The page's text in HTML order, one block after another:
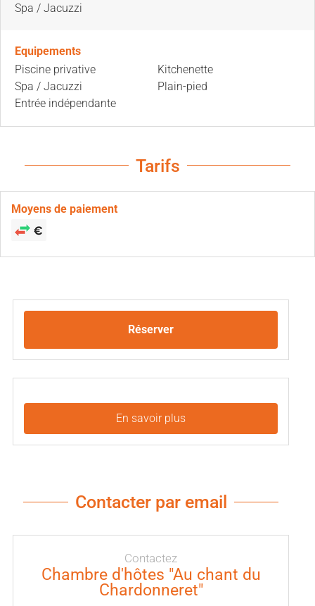
Spa / Jacuzzi
Equipements
Piscine privative
Spa / Jacuzzi
Entrée indépendante
Kitchenette
Plain-pied
Tarifs
Moyens de paiement
Réserver
En savoir plus
Contacter par email
Contactez
Chambre d'hôtes "Au chant du
Chardonneret"